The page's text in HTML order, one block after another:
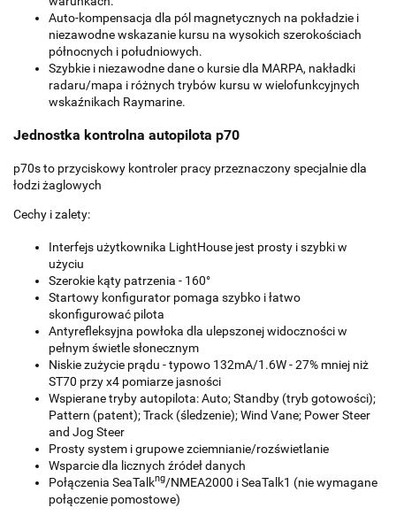
Auto-kompensacja dla pól magnetycznych na pokładzie i
niezawodne wskazanie kursu na wysokich szerokościach
północnych i południowych.
Szybkie i niezawodne dane o kursie dla MARPA, nakładki
radaru/mapa i różnych trybów kursu w wielofunkcyjnych
wskaźnikach Raymarine.
Jednostka kontrolna autopilota p70
p70s to przyciskowy kontroler pracy przeznaczony specjalnie dla
łodzi żaglowych
Cechy i zalety:
Interfejs użytkownika LightHouse jest prosty i szybki w
użyciu
Szerokie kąty patrzenia - 160°
Startowy konfigurator pomaga szybko i łatwo
skonfigurować pilota
Antyrefleksyjna powłoka dla ulepszonej widoczności w
pełnym świetle słonecznym
Niskie zużycie prądu - typowo 132mA/1.6W - 27% mniej niż
ST70 przy x4 pomiarze jasności
Wspierane tryby autopilota: Auto; Standby (tryb gotowości);
Pattern (patent); Track (śledzenie); Wind Vane; Power Steer
and Jog Steer
Prosty system i grupowe zciemnianie/rozświetlanie
Wsparcie dla licznych źródeł danych
Połączenia SeaTalkng/NMEA2000 i SeaTalk1 (nie wymagane
połączenie pomostowe)